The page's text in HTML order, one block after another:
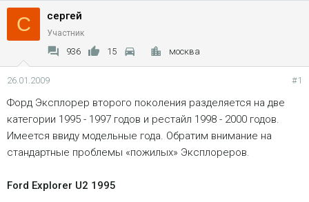
р
т
ы
а
ч
а
л
С сергей
Участник
936 15 москва
26.01.2009 #1
Форд Эксплорер второго поколения разделяется на две
категории 1995 - 1997 годов и рестайл 1998 - 2000 годов.
Имеется ввиду модельные года. Обратим внимание на
стандартные проблемы «пожилых» Эксплореров.
Ford Explorer U2 1995